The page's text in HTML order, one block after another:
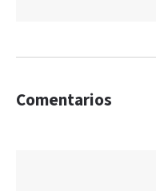
Comentarios